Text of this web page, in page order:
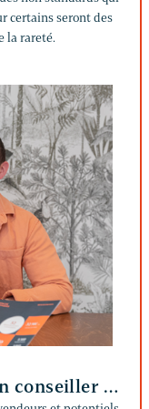
certains seront des
la rareté.
conseiller …